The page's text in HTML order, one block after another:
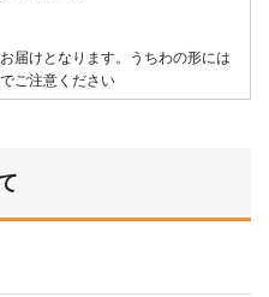
届けとなります。うちわの形には
ご注意ください